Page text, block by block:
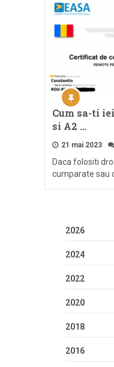
Cum sa-ti
si A2 …
21 mai 2023
Daca folositi
cumparate sau
2026
2024
2022
2020
2018
2016